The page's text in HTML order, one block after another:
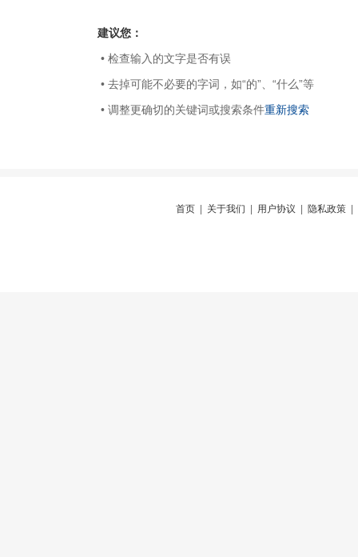
建议您：
• 检查输入的文字是否有误
• 去掉可能不必要的字词，如“的”、“什么”等
• 调整更确切的关键词或搜索条件重新搜索
首页 关于我们 用户协议 隐私政策